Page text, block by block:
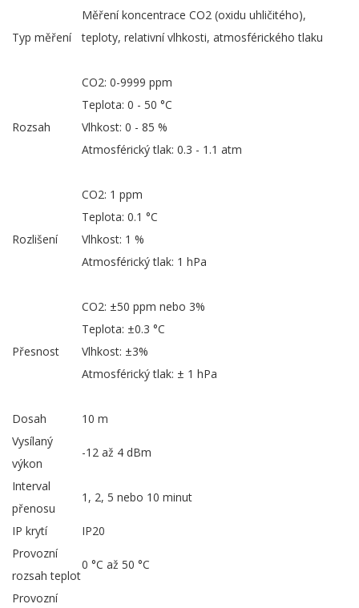
Typ měření
Měření koncentrace CO2 (oxidu uhličitého),
teploty, relativní vlhkosti, atmosférického tlaku
Rozsah
CO2: 0-9999 ppm
Teplota: 0 - 50 °C
Vlhkost: 0 - 85 %
Atmosférický tlak: 0.3 - 1.1 atm
Rozlišení
CO2: 1 ppm
Teplota: 0.1 °C
Vlhkost: 1 %
Atmosférický tlak: 1 hPa
Přesnost
CO2: ±50 ppm nebo 3%
Teplota: ±0.3 °C
Vlhkost: ±3%
Atmosférický tlak: ± 1 hPa
Dosah
10 m
Vysílaný
výkon
-12 až 4 dBm
Interval
přenosu
1, 2, 5 nebo 10 minut
IP krytí
IP20
Provozní
rozsah teplot
0 °C až 50 °C
Provozní